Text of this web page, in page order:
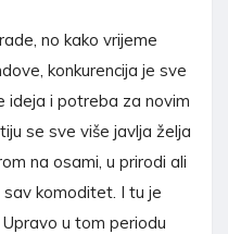
no kako vrijeme
konkurencija je sve
ideja i potreba za novim
se sve više javlja želja
na osami, u prirodi ali
komoditet. I tu je
u tom periodu